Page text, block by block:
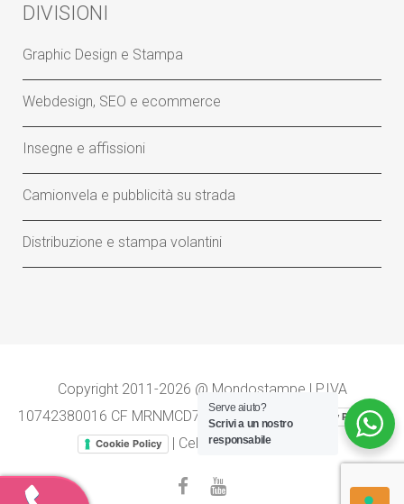
DIVISIONI
Graphic Design e Stampa
Webdesign, SEO e ecommerce
Insegne e affissioni
Camionvela e pubblicità su strada
Distribuzione e stampa volantini
Copyright 2011-2026 @ Mondostampe | P.IVA
10742380016 CF MRNMCD76S18E379N |
Privacy Policy -
Cookie Policy | Cellulare320 23.88.414
Serve aiuto?
Scrivi a un nostro
responsabile